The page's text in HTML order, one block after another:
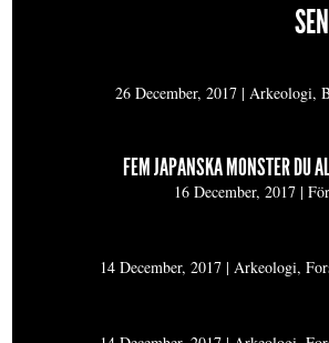
26 December, 2017 | Arkeologi,
FEM JAPANSKA MONSTER DU
16 December, 2017 |
14 December, 2017 | Arkeologi,